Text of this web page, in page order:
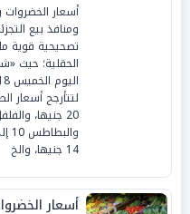
أسعار
ومنافذ بيع
تصحيحية قوية
الحقلية؛ حيث
14 جنيها، والخ